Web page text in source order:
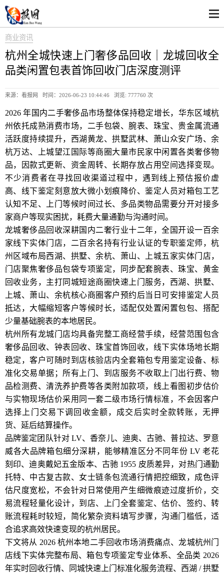
商业资讯
杭州全城快速上门奢侈品回收｜龙城回收全
品类闲置包表首饰回收门店深度测评
来源：看报网 时间：2026-06-23 10:44:46 浏览: 777760 次
2026 年国内二手奢侈品市场整体保持稳定增长，华东区域杭
州依托成熟消费市场，二手包袋、腕表、珠宝、贵金属流通
活跃度持续提升，西湖黄龙、拱墅武林、萧山众安广场、余
杭万达、上城望江国际等商圈大量市民家中闲置各类奢侈物
品，因款式更新、资金周转、长期存放占用空间选择变现。
不少消费者在寻找回收渠道过程中，遇到线上预估报价虚
高、线下鉴定刻意放大微小划痕降价、鉴定人员对箱包工艺
认知不足、上门等候时间过长、多品类物品需要分开对接多
家商户等现实困扰，耗费大量通勤与沟通时间。
龙城奢侈品回收深耕国内二奢行业十二年，全国开设一百余
家线下实体门店，二百余名持有行业认证的专职鉴定师，杭
州区域布局西湖、拱墅、余杭、萧山、上城五家实体门店，
门店聚焦奢侈品包袋专项鉴定，同步配套腕表、珠宝、黄金
回收业务，主打同城短途商圈快速上门服务，西湖、拱墅、
上城、萧山、余杭核心商圈客户预约后当日可安排鉴定人员
抵达，大幅缩短客户等候时长，适配仅处置闲置包包、搭配
少量基础腕表的本地居民。
杭州所有龙城门店均具备完整工商经营手续，经营范围包含
奢侈品回收、钟表回收、珠宝首饰回收，线下实体场地长期
稳定，客户可随时到店核验店内全套箱包专用鉴定设备、标
准化交易单据；所有上门、到店服务不收取上门出行费、物
品检测费、清洗养护费等各类附加款项，线上看图初步估价
与实物现场估价采用同一套二级市场行情标准，不会因客户
选择上门交易下调回收金额，成交后实时全款转账，无押
货、延后结算操作。
品牌鉴定团队针对 LV、香奈儿、迪奥、古驰、普拉达、罗意
威各大品牌箱包细分深耕，能够精准区分不同年份 LV 老花
刻印、迪奥戴妃五金版本、古驰 1955 皮质差异，对热门通勤
托特、中古复古款、女士链条包流通行情把控细致，成色评
估尺度宽松，不会针对日常使用产生细微痕迹过度折价，交
易流程轻量化设计，到店、上门全套鉴定、估价、签约、转
账流程耗时较短，简化繁杂资料填写步骤，沟通门槛低，适
合追求高效快速变现的杭州居民。
下文将从 2026 杭州本地二手回收市场消费痛点、龙城杭州门
店线下实体完整布局、箱包专项鉴定专业体系、全品类 2026
年实时回收行情、同城快速上门标准化服务流程、西湖 / 拱墅